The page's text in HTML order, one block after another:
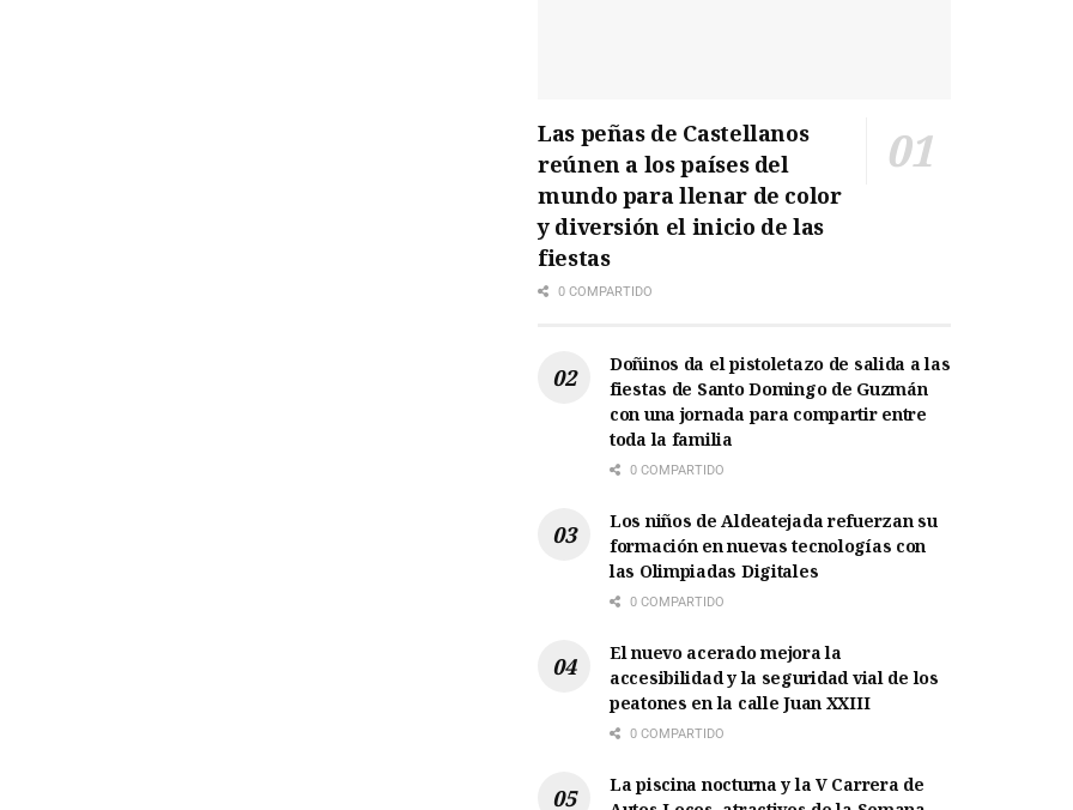
Las peñas de Castellanos
reúnen a los países del
mundo para llenar de color
y diversión el inicio de las
fiestas
0 COMPARTIDO
Doñinos da el pistoletazo de salida a las
fiestas de Santo Domingo de Guzmán
con una jornada para compartir entre
toda la familia
0 COMPARTIDO
Los niños de Aldeatejada refuerzan su
formación en nuevas tecnologías con
las Olimpiadas Digitales
0 COMPARTIDO
El nuevo acerado mejora la
accesibilidad y la seguridad vial de los
peatones en la calle Juan XXIII
0 COMPARTIDO
La piscina nocturna y la V Carrera de